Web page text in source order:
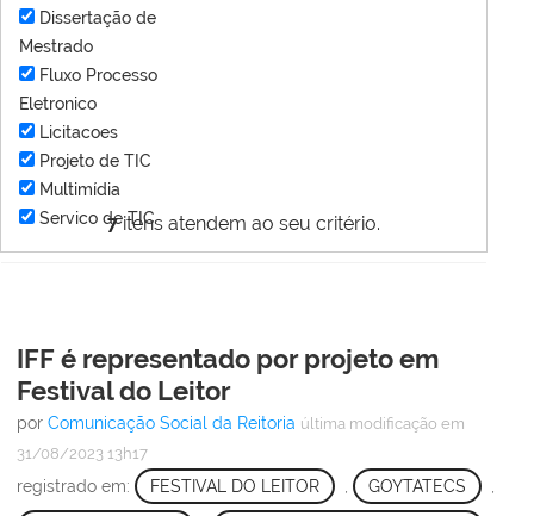
7itens atendem ao seu critério.
Dissertação de
Mestrado
Fluxo Processo
Eletronico
Licitacoes
Projeto de TIC
Multimídia
Servico de TIC
IFF é representado por projeto em
Festival do Leitor
por Comunicação Social da Reitoria última modificação em
31/08/2023 13h17
registrado em: FESTIVAL DO LEITOR GOYTATECS